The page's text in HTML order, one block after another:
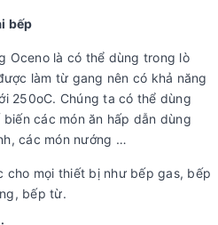
bếp
Oceno là có thể dùng trong lò
làm từ gang nên có khả năng
250oC. Chúng ta có thể dùng
các món ăn hấp dẫn dùng
các món nướng …
cho mọi thiết bị như bếp gas, bếp
bếp từ.